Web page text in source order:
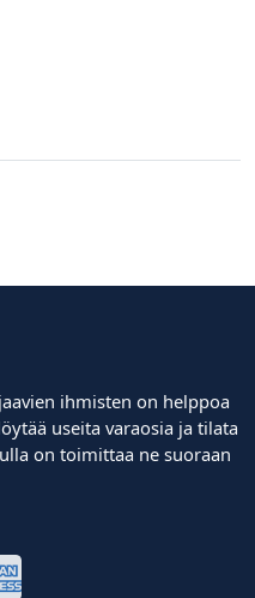
ihmisten on helppoa
useita varaosia ja tilata
on toimittaa ne suoraan